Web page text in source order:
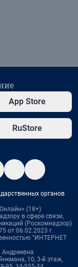
App Store
RuStore
органов
(18+)
в сфере связи,
(Роскомнадзор)
от 06.02.2023 г.
"ИНТЕРНЕТ
10, 3-й этаж,